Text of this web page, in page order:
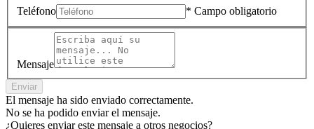
Teléfono * Campo obligatorio
Mensaje
Enviar
El mensaje ha sido enviado correctamente.
No se ha podido enviar el mensaje.
¿Quieres enviar este mensaje a otros negocios?